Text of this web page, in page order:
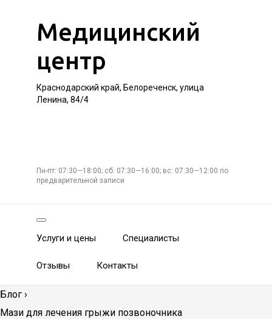
Медицинский
центр
Краснодарский край, Белореченск, улица
Ленина, 84/4
Пн-пт: 07:30—18:00; сб: 07:30—16:00; вс: 07:30—12:00 по
предварительной записи
Услуги и цены Специалисты
Отзывы Контакты
Блог ›
Мази для лечения грыжи позвоночника